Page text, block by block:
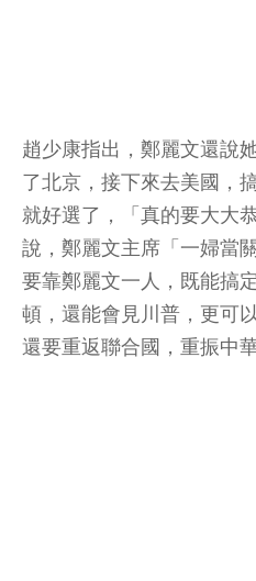
趙少康指出，鄭麗文還說
了北京，接下來去美國，
就好選了，「真的要大大
說，鄭麗文主席「一婦當
要靠鄭麗文一人，既能搞
頓，還能會見川普，更可
還要重返聯合國，重振中